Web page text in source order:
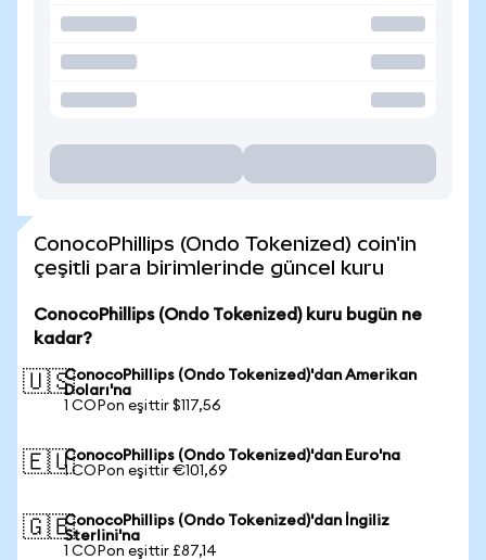
ConocoPhillips (Ondo Tokenized) coin'in
çeşitli para birimlerinde güncel kuru
ConocoPhillips (Ondo Tokenized) kuru bugün ne
kadar?
🇺🇸ConocoPhillips (Ondo Tokenized)'dan Amerikan
Doları'na
1 COPon eşittir $117,56
🇪🇺ConocoPhillips (Ondo Tokenized)'dan Euro'na
1 COPon eşittir €101,69
🇬🇧ConocoPhillips (Ondo Tokenized)'dan İngiliz
Sterlini'na
1 COPon eşittir £87,14